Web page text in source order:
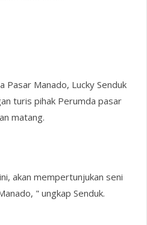
Pasar Manado, Lucky Senduk
turis pihak Perumda pasar
matang.
akan mempertunjukan seni
" ungkap Senduk.